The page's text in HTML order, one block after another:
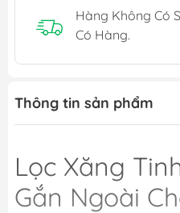
Hàng Không Có
Có Hàng.
Thông tin sản phẩm
Lọc Xăng
Gắn Ngoài